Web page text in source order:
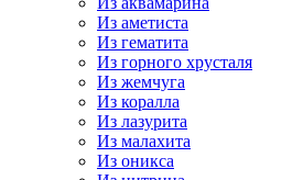
Из аметиста
Из гематита
Из горного хрусталя
Из жемчуга
Из коралла
Из лазурита
Из малахита
Из оникса